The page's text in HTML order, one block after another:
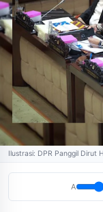
Ilustrasi: DPR Panggil Dirut
A